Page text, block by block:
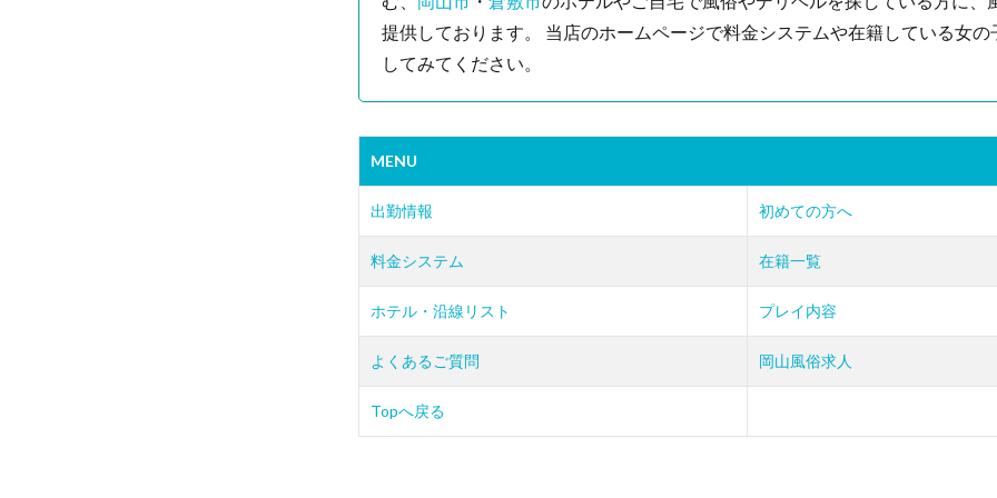
提供しております。 当店のホームページで料金システムや在籍している女の
してみてください。
MENU
出勤情報 初めての方へ
料金システム 在籍一覧
ホテル・沿線リスト プレイ内容
よくあるご質問 岡山風俗求人
Topへ戻る